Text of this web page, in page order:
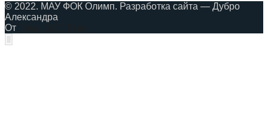
© 2022. МАУ ФОК Олимп. Разработка сайта — Дубро
Александра
От